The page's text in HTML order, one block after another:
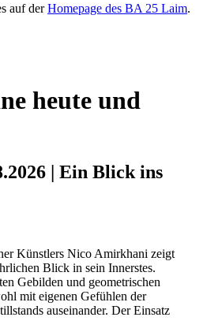
auf derHomepage des BA 25 Laim.
heute und
| Ein Blick ins
Künstlers Nico Amirkhani zeigt
Blick in sein Innerstes.
Gebilden und geometrischen
mit eigenen Gefühlen der
auseinander. Der Einsatz